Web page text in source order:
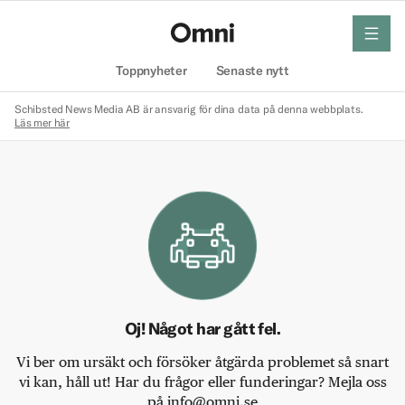
Toppnyheter Senaste nytt
meny
Schibsted News Media AB är ansvarig för dina data på denna webbplats.
Läs mer här
Oj! Något har gått fel.
Vi ber om ursäkt och försöker åtgärda problemet så snart
vi kan, håll ut! Har du frågor eller funderingar? Mejla oss